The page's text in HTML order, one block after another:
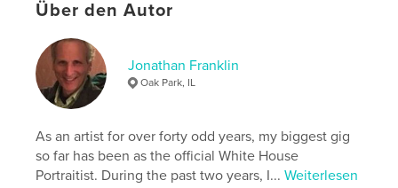
album , photograph
Über den Autor
Jonathan Franklin
Oak Park, IL
As an artist for over forty odd years, my biggest gig
so far has been as the official White House
Portraitist. During the past two years, I...Weiterlesen